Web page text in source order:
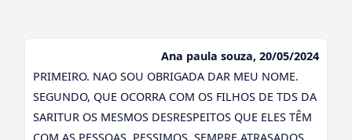
Ana paula souza, 20/05/2024
PRIMEIRO. NAO SOU OBRIGADA DAR MEU NOME.
SEGUNDO, QUE OCORRA COM OS FILHOS DE TDS DA
SARITUR OS MESMOS DESRESPEITOS QUE ELES TÊM
COM AS PESSOAS. PESSIMOS. SEMPRE ATRASADOS.